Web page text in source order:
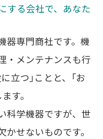
る会社で、あなた
器専門商社です。機
・メンテナンスも行
立つ」ことと、「お
す。
科学機器ですが、世
せないものです。